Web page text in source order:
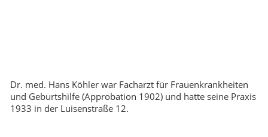
Dr. med. Hans Köhler war Facharzt für Frauenkrankheiten
und Geburtshilfe (Approbation 1902) und hatte seine Praxis
1933 in der Luisenstraße 12.